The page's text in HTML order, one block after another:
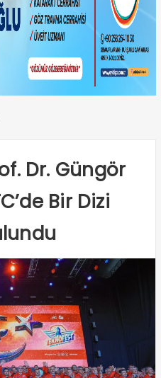
Dr. Güngör
Bir Dizi